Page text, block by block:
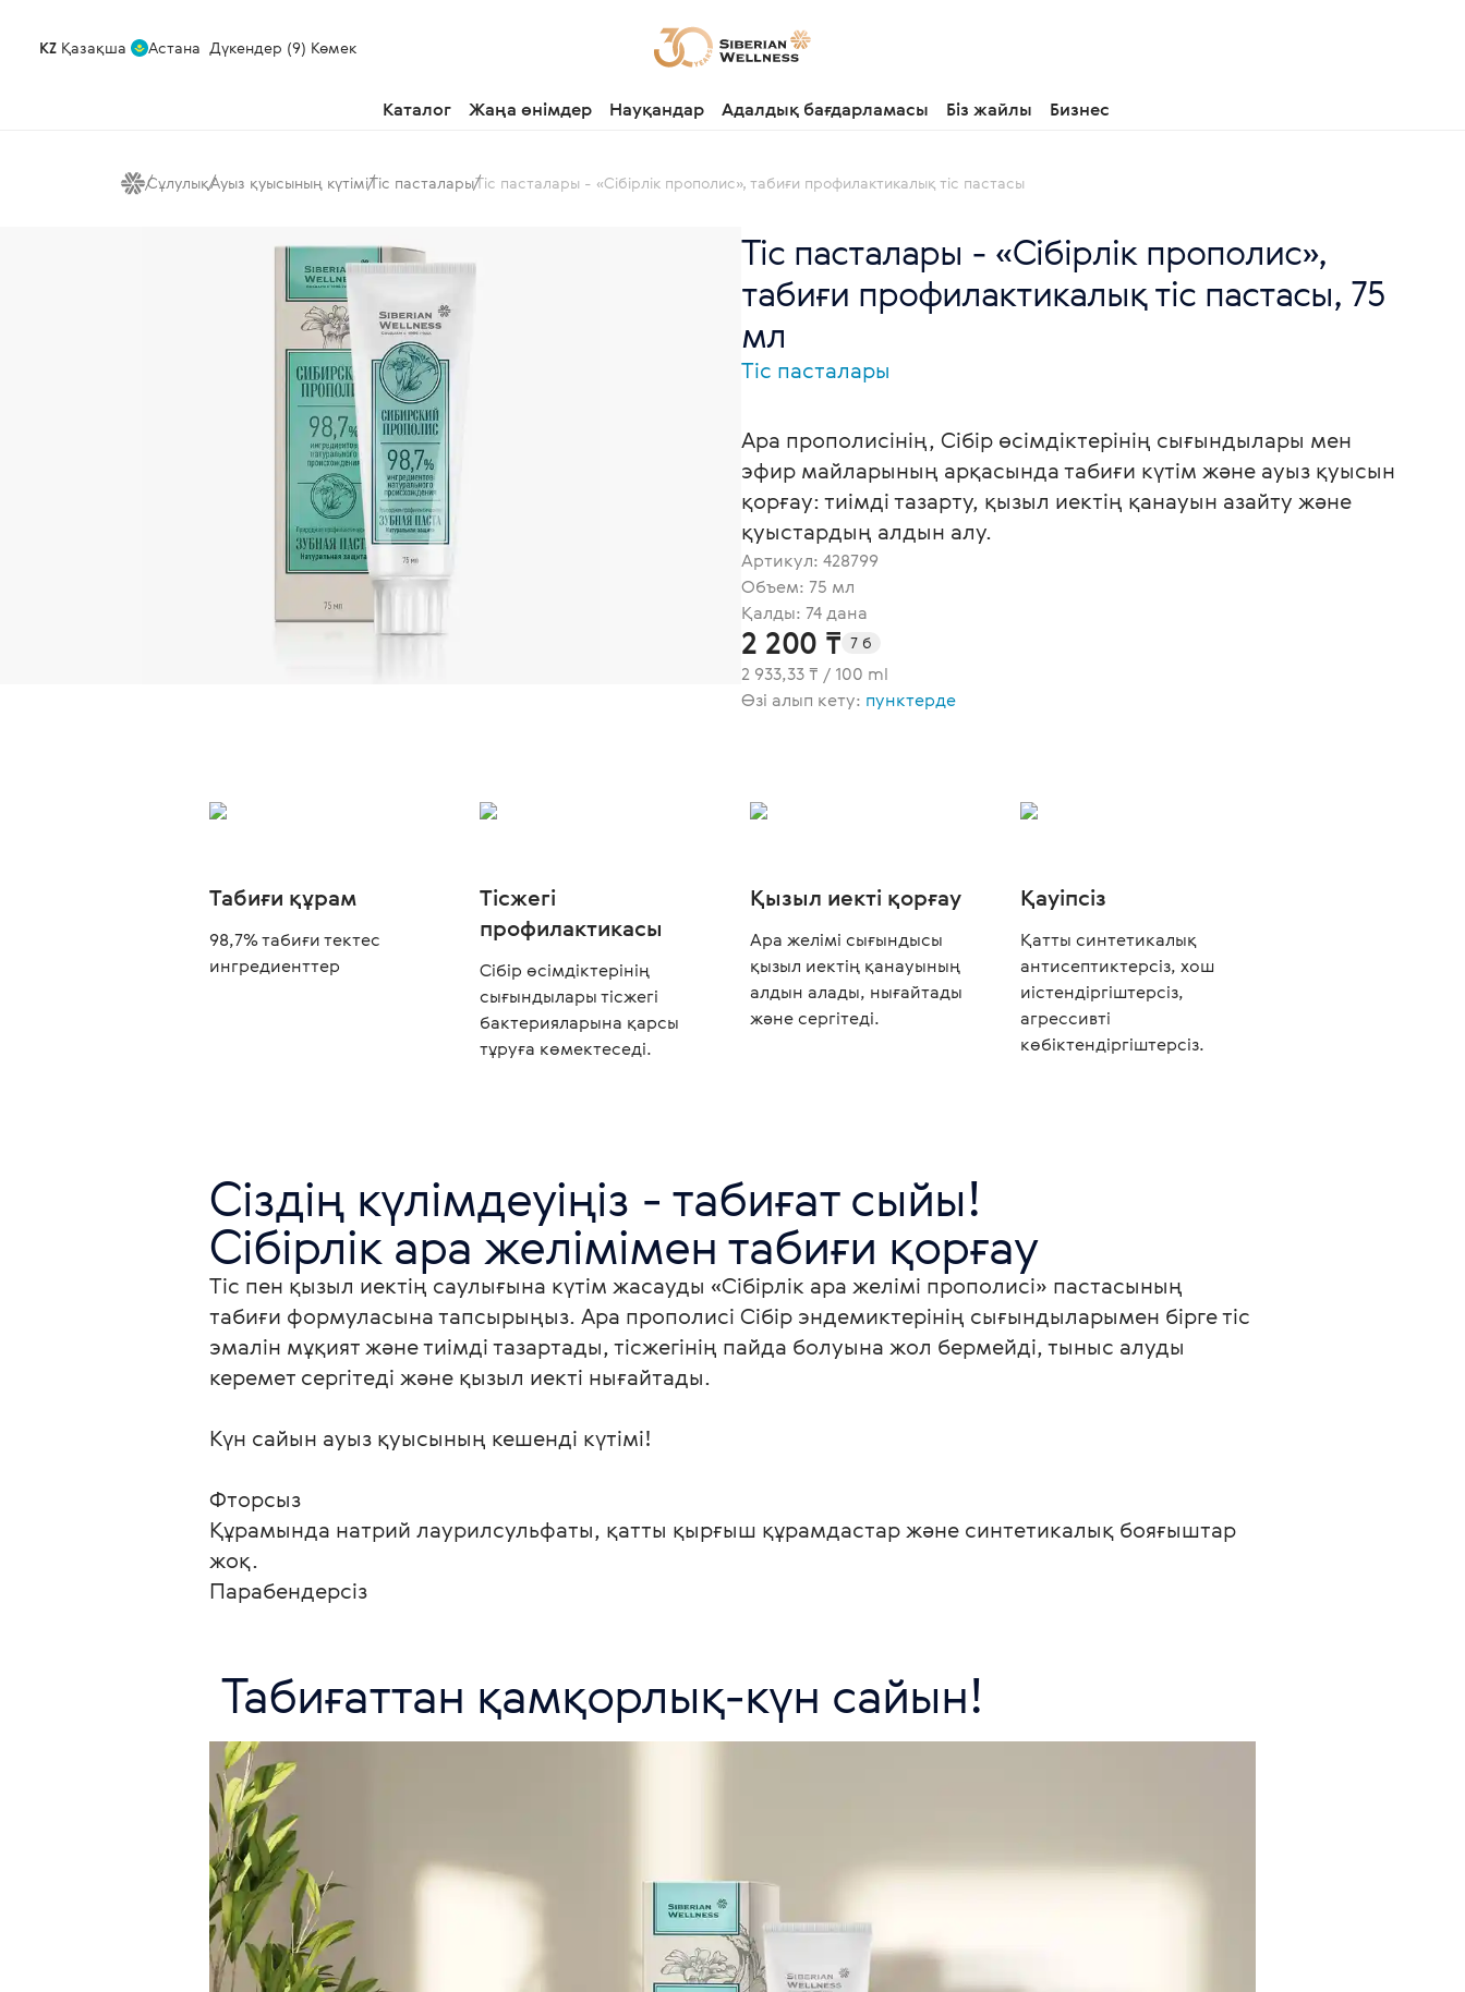
KZ Қазақша Астана Дүкендер (9) Көмек
Каталог Жаңа өнімдер Науқандар Адалдық бағдарламасы Біз жайлы Бизнес
СұлулықАуыз қуысының күтіміТіс пасталарыТіс пасталары - «Сібірлік прополис», табиғи профилактикалық тіс пастасы
Тіс пасталары - «Сібірлік прополис»,
табиғи профилактикалық тіс пастасы, 75
мл
Тіс пасталары
Ара прополисінің, Сібір өсімдіктерінің сығындылары мен
эфир майларының арқасында табиғи күтім және ауыз қуысын
қорғау: тиімді тазарту, қызыл иектің қанауын азайту және
қуыстардың алдын алу.
Артикул: 428799
Объем: 75 мл
Қалды: 74 дана
2 200 ₸ 7 б
2 933,33 ₸ / 100 ml
Өзі алып кету: пунктерде
Табиғи құрам
98,7% табиғи тектес
ингредиенттер
Тісжегі
профилактикасы
Сібір өсімдіктерінің
сығындылары тісжегі
бактерияларына қарсы
тұруға көмектеседі.
Қызыл иекті қорғау
Ара желімі сығындысы
қызыл иектің қанауының
алдын алады, нығайтады
және сергітеді.
Қауіпсіз
Қатты синтетикалық
антисептиктерсіз, хош
иістендіргіштерсіз,
агрессивті
көбіктендіргіштерсіз.
Сіздің күлімдеуіңіз - табиғат сыйы!
Сібірлік ара желімімен табиғи қорғау
Тіс пен қызыл иектің саулығына күтім жасауды «Сібірлік ара желімі прополисі» пастасының
табиғи формуласына тапсырыңыз. Ара прополисі Сібір эндемиктерінің сығындыларымен бірге тіс
эмалін мұқият және тиімді тазартады, тісжегінің пайда болуына жол бермейді, тыныс алуды
керемет сергітеді және қызыл иекті нығайтады.
Күн сайын ауыз қуысының кешенді күтімі!
Фторсыз
Құрамында натрий лаурилсульфаты, қатты қырғыш құрамдастар және синтетикалық бояғыштар
жоқ.
Парабендерсіз
Табиғаттан қамқорлық-күн сайын!